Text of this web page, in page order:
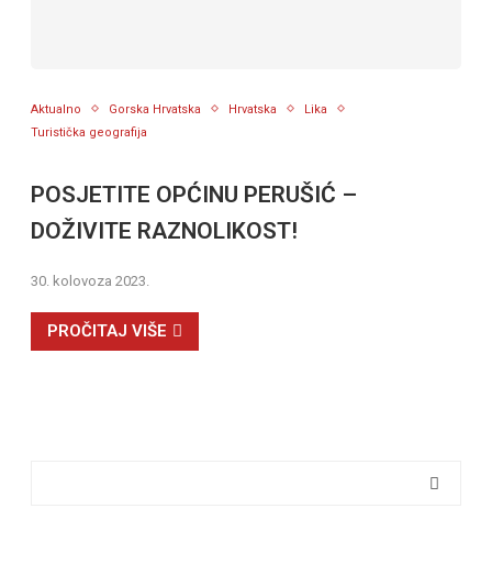
Aktualno Gorska Hrvatska Hrvatska
Lika
Turistička geografija
POSJETITE OPĆINU PERUŠIĆ –
DOŽIVITE RAZNOLIKOST!
30. kolovoza 2023.
PROČITAJ VIŠE